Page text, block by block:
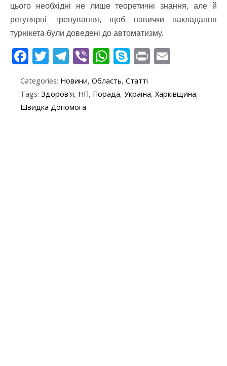
цього необхідні не лише теоретичні знання, але й
регулярні тренування, щоб навички накладання
турнікета були доведені до автоматизму.
F
e
b
T
itt
er
T
e
gr
Vi
er
W
at
s
S
y
p
Pr
t ai
Categories: Новини, Область, Статті
Tags: Здоров'я, НП, Порада, Україна, Харківщина,
Швидка Допомога